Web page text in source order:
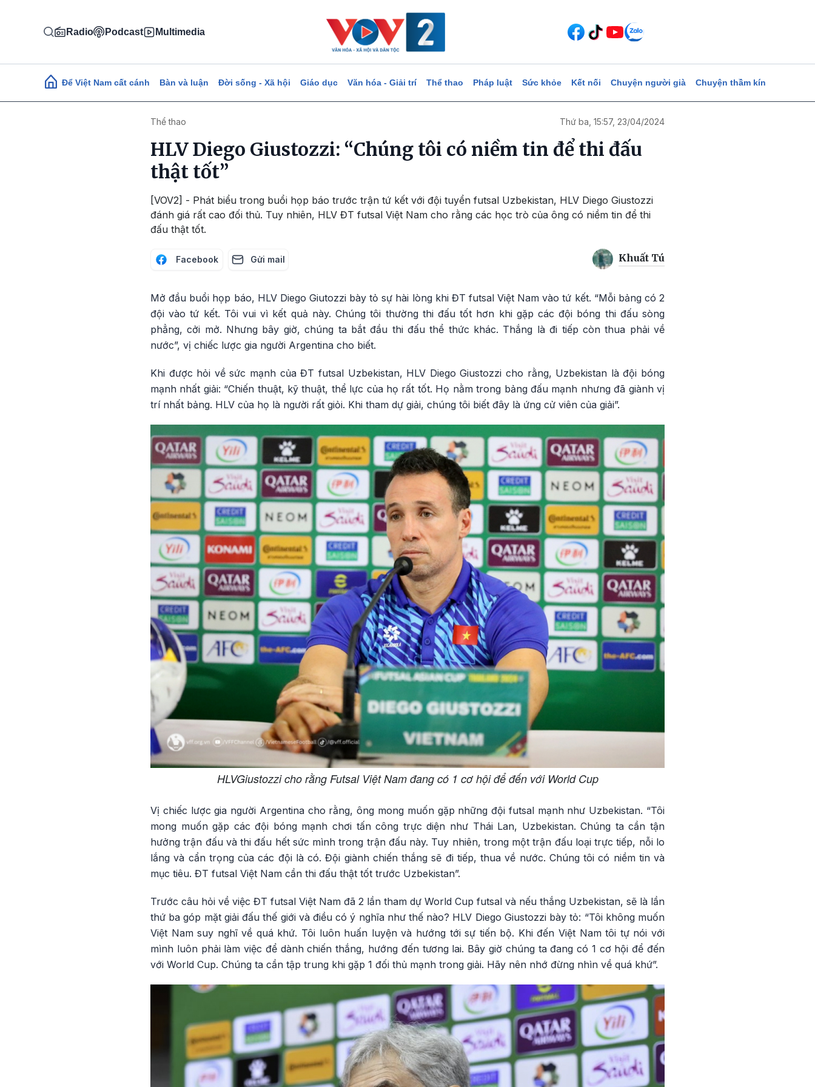
Radio Podcast Multimedia
Main navigation
Để Việt Nam cất cánh Bàn và luận Đời sống - Xã hội Giáo dục Văn hóa - Giải trí Thể thao Pháp luật Sức khỏe Kết nối Chuyện người già Chuyện thầm kín
Thể thao Thứ ba, 15:57, 23/04/2024
HLV Diego Giustozzi: “Chúng tôi có niềm tin để thi đấu
thật tốt”
[VOV2] - Phát biểu trong buổi họp báo trước trận tứ kết với đội tuyển futsal Uzbekistan, HLV Diego Giustozzi
đánh giá rất cao đối thủ. Tuy nhiên, HLV ĐT futsal Việt Nam cho rằng các học trò của ông có niềm tin để thi
đấu thật tốt.
Facebook Gửi mail Khuất Tú
Mở đầu buổi họp báo, HLV Diego Giutozzi bày tỏ sự hài lòng khi ĐT futsal Việt Nam vào tứ kết. “Mỗi bảng có 2
đội vào tứ kết. Tôi vui vì kết quả này. Chúng tôi thường thi đấu tốt hơn khi gặp các đội bóng thi đấu sòng
phẳng, cởi mở. Nhưng bây giờ, chúng ta bắt đầu thi đấu thể thức khác. Thắng là đi tiếp còn thua phải về
nước”, vị chiếc lược gia người Argentina cho biết.
Khi được hỏi về sức mạnh của ĐT futsal Uzbekistan, HLV Diego Giustozzi cho rằng, Uzbekistan là đội bóng
mạnh nhất giải: “Chiến thuật, kỹ thuật, thể lực của họ rất tốt. Họ nằm trong bảng đấu mạnh nhưng đã giành vị
trí nhất bảng. HLV của họ là người rất giỏi. Khi tham dự giải, chúng tôi biết đây là ứng cử viên của giải”.
HLVGiustozzi cho rằng Futsal Việt Nam đang có 1 cơ hội để đến với World Cup
Vị chiếc lược gia người Argentina cho rằng, ông mong muốn gặp những đội futsal mạnh như Uzbekistan. “Tôi
mong muốn gặp các đội bóng mạnh chơi tấn công trực diện như Thái Lan, Uzbekistan. Chúng ta cần tận
hưởng trận đấu và thi đấu hết sức mình trong trận đấu này. Tuy nhiên, trong một trận đấu loại trực tiếp, nỗi lo
lắng và cẩn trọng của các đội là có. Đội giành chiến thắng sẽ đi tiếp, thua về nước. Chúng tôi có niềm tin và
mục tiêu. ĐT futsal Việt Nam cần thi đấu thật tốt trước Uzbekistan”.
Trước câu hỏi về việc ĐT futsal Việt Nam đã 2 lần tham dự World Cup futsal và nếu thắng Uzbekistan, sẽ là lần
thứ ba góp mặt giải đấu thế giới và điều có ý nghĩa như thế nào? HLV Diego Giustozzi bày tỏ: “Tôi không muốn
Việt Nam suy nghĩ về quá khứ. Tôi luôn huấn luyện và hướng tới sự tiến bộ. Khi đến Việt Nam tôi tự nói với
mình luôn phải làm việc để dành chiến thắng, hướng đến tương lai. Bây giờ chúng ta đang có 1 cơ hội để đến
với World Cup. Chúng ta cần tập trung khi gặp 1 đối thủ mạnh trong giải. Hãy nên nhớ đừng nhìn về quá khứ”.